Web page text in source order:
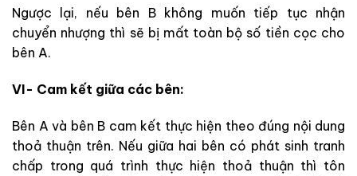
Ngược lại, nếu bên B không muốn tiếp tục nhận
chuyển nhượng thì sẽ bị mất toàn bộ số tiền cọc cho
bên A.
VI- Cam kết giữa các bên:
Bên A và bên B cam kết thực hiện theo đúng nội dung
thoả thuận trên. Nếu giữa hai bên có phát sinh tranh
chấp trong quá trình thực hiện thoả thuận thì tôn